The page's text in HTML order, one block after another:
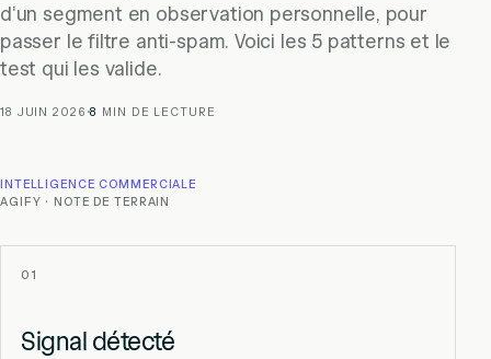
d'un segment en observation personnelle, pour
passer le filtre anti-spam. Voici les 5 patterns et le
test qui les valide.
18 JUIN 2026 ·8 MIN DE LECTURE
INTELLIGENCE COMMERCIALE
AGIFY · NOTE DE TERRAIN
01
Signal détecté